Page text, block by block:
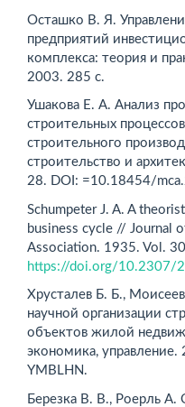
Осташко В. Я.
предприятий
комплекса: теория и
2003. 285 с.
Ушакова Е. А. Анализ
строительных
строительного
строительство и
28. DOI: =10.18454/
Schumpeter J. A. A
business cycle // Journal
Association. 1935. Vol.
https://doi.org/10.2307/
Хрусталев Б. Б.,
научной организации
объектов жилой
экономика,
YMBLHN.
Березка В. В., Роерль A.